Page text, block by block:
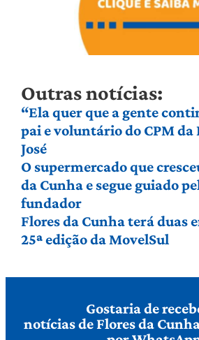
Outras notícias:
“Ela quer que a gente
pai e voluntário do CPM da
José
O supermercado que
da Cunha e segue guiado
fundador
Flores da Cunha terá duas
25ª edição da MovelSul
Gostaria de
notícias de Flores da